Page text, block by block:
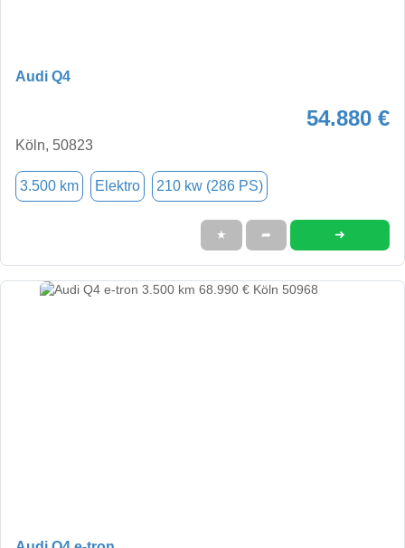
Audi Q4
54.880 €
Köln, 50823
3.500 km Elektro 210 kw (286 PS)
★ ➦ ➜